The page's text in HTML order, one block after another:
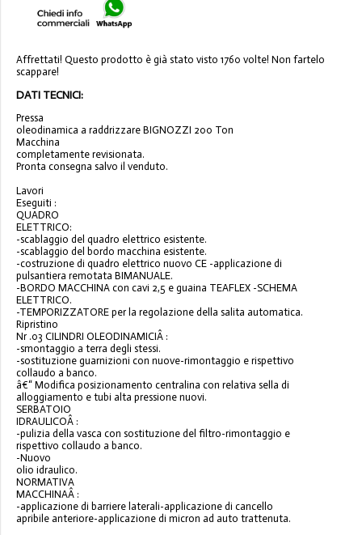
Affrettati! Questo prodotto è già stato visto 1760 volte! Non fartelo
scappare!
DATI TECNICI:
Pressa
oleodinamica a raddrizzare BIGNOZZI 200 Ton
Macchina
completamente revisionata.
Pronta consegna salvo il venduto.
Lavori
Eseguiti :
QUADRO
ELETTRICO:
-scablaggio del quadro elettrico esistente.
-scablaggio del bordo macchina esistente.
-costruzione di quadro elettrico nuovo CE -applicazione di
pulsantiera remotata BIMANUALE.
-BORDO MACCHINA con cavi 2,5 e guaina TEAFLEX -SCHEMA
ELETTRICO.
-TEMPORIZZATORE per la regolazione della salita automatica.
Ripristino
Nr .03 CILINDRI OLEODINAMICIÂ :
-smontaggio a terra degli stessi.
-sostituzione guarnizioni con nuove-rimontaggio e rispettivo
collaudo a banco.
â€“ Modifica posizionamento centralina con relativa sella di
alloggiamento e tubi alta pressione nuovi.
SERBATOIO
IDRAULICOÂ :
-pulizia della vasca con sostituzione del filtro-rimontaggio e
rispettivo collaudo a banco.
-Nuovo
olio idraulico.
NORMATIVA
MACCHINAÂ :
-applicazione di barriere laterali-applicazione di cancello
apribile anteriore-applicazione di micron ad auto trattenuta.